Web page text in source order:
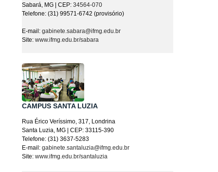
Sabará, MG | CEP: 34564-070
Telefone: (31) 99571-6742 (provisório)
E-mail: gabinete.sabara@ifmg.edu.br
Site: www.ifmg.edu.br/sabara
CAMPUS SANTA LUZIA
Rua Érico Veríssimo, 317, Londrina
Santa Luzia, MG | CEP: 33115-390
Telefone: (31) 3637-5283
E-mail: gabinete.santaluzia@ifmg.edu.br
Site: www.ifmg.edu.br/santaluzia